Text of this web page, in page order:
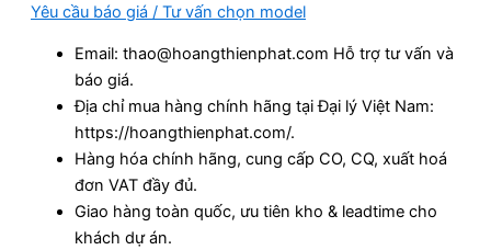
Yêu cầu báo giá / Tư vấn chọn model
Email: thao@hoangthienphat.com Hỗ trợ tư vấn và
báo giá.
Địa chỉ mua hàng chính hãng tại Đại lý Việt Nam:
https://hoangthienphat.com/.
Hàng hóa chính hãng, cung cấp CO, CQ, xuất hoá
đơn VAT đầy đủ.
Giao hàng toàn quốc, ưu tiên kho & leadtime cho
khách dự án.